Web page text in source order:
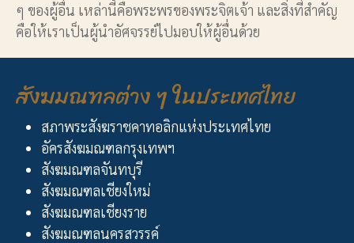
ๆ ของผู้อื่น เหล่านี้คือพระพรของพระจิตเจ้า และสิ่งที่สำคัญ
คือให้เราเป็นผู้นำอัศจรรย์ไปมอบให้ผู้อื่นด้วย
สังฆมณฑลต่าง ๆ ในประเทศไทย
สภาพระสังฆราชคาทอลิกแห่งประเทศไทย
อัครสังฆมณฑลกรุงเทพฯ
สังฆมณฑลจันทบุรี
สังฆมณฑลเชียงใหม่
สังฆมณฑลเชียงราย
สังฆมณฑลนครสวรรค์